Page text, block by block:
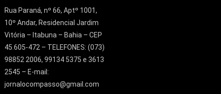
Rua Paraná, nº 66, Aptº 1001,
10º Andar, Residencial Jardim
Vitória – Itabuna – Bahia – CEP
45.605-472 – TELEFONES: (073)
98852 2006, 99134 5375 e 3613
2545 – E-mail:
jornalocompasso@gmail.com